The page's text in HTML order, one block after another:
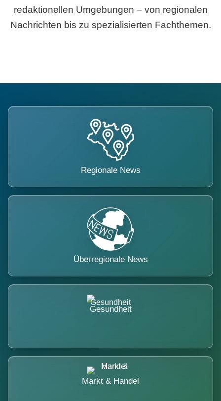
redaktionellen Umgebungen – von regionalen
Nachrichten bis zu spezialisierten Fachthemen.
Regionale News
Überregionale News
Gesundheit
Markt & Handel